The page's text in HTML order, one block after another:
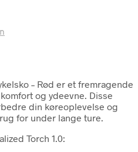
– Rød er et fremragende
og ydeevne. Disse
din køreoplevelse og
for under lange ture.
Torch 1.0: